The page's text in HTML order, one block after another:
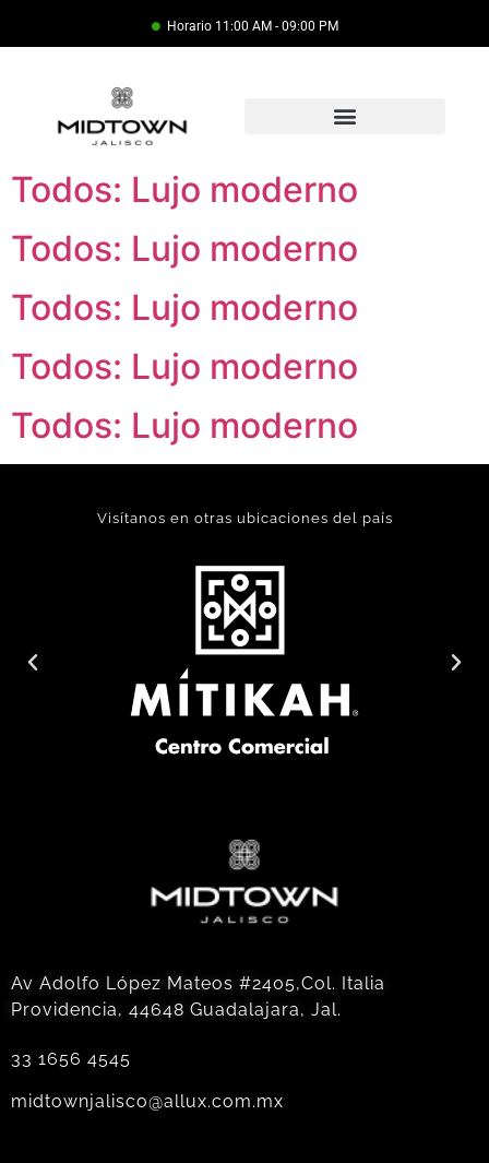
Horario 11:00 AM - 09:00 PM
Todos: Lujo moderno
Todos: Lujo moderno
Todos: Lujo moderno
Todos: Lujo moderno
Todos: Lujo moderno
Visítanos en otras ubicaciones del país
Av Adolfo López Mateos #2405,Col. Italia
Providencia, 44648 Guadalajara, Jal.
33 1656 4545
midtownjalisco@allux.com.mx